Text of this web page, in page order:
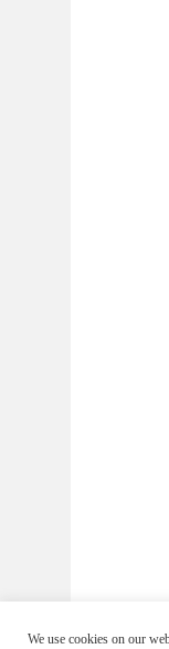
We use cookies on our